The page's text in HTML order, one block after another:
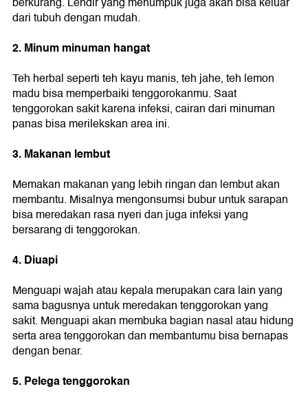
dari tubuh dengan mudah.
2. Minum minuman hangat
Teh herbal seperti teh kayu manis, teh jahe, teh lemon
madu bisa memperbaiki tenggorokanmu. Saat
tenggorokan sakit karena infeksi, cairan dari minuman
panas bisa merilekskan area ini.
3. Makanan lembut
Memakan makanan yang lebih ringan dan lembut akan
membantu. Misalnya mengonsumsi bubur untuk sarapan
bisa meredakan rasa nyeri dan juga infeksi yang
bersarang di tenggorokan.
4. Diuapi
Menguapi wajah atau kepala merupakan cara lain yang
sama bagusnya untuk meredakan tenggorokan yang
sakit. Menguapi akan membuka bagian nasal atau hidung
serta area tenggorokan dan membantumu bisa bernapas
dengan benar.
5. Pelega tenggorokan